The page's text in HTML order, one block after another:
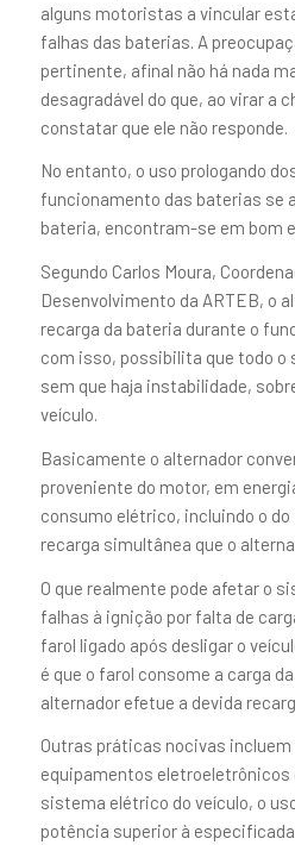
alguns motoristas a vincular
falhas das baterias. A
pertinente, afinal não há nada
desagradável do que, ao virar a
constatar que ele não responde.
No entanto, o uso prologando
funcionamento das baterias se
bateria, encontram-se em bom
Segundo Carlos Moura,
Desenvolvimento da ARTEB, o
recarga da bateria durante o
com isso, possibilita que todo
sem que haja instabilidade,
veículo.
Basicamente o alternador
proveniente do motor, em
consumo elétrico, incluindo o
recarga simultânea que o
O que realmente pode afetar o
falhas à ignição por falta de
farol ligado após desligar o
é que o farol consome a carga
alternador efetue a devida
Outras práticas nocivas
equipamentos eletroeletrônicos
sistema elétrico do veículo, o
potência superior à